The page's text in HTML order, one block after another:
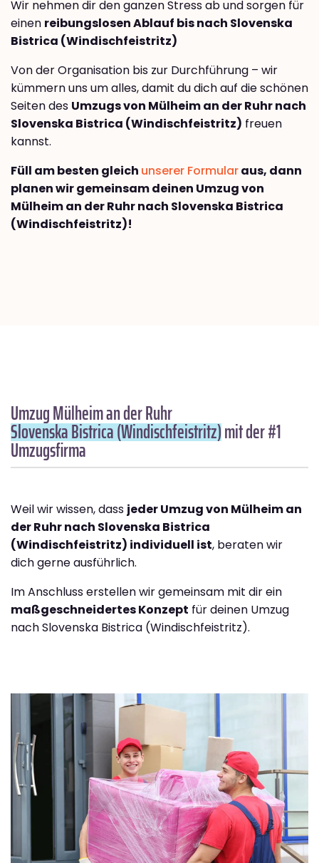
Wir nehmen dir den ganzen Stress ab und sorgen für
einen reibungslosen Ablauf bis nach Slovenska
Bistrica (Windischfeistritz)
Von der Organisation bis zur Durchführung – wir
kümmern uns um alles, damit du dich auf die schönen
Seiten des Umzugs von Mülheim an der Ruhr nach
Slovenska Bistrica (Windischfeistritz) freuen
kannst.
Füll am besten gleich unserer Formularaus, dann
planen wir gemeinsam deinen Umzug von
Mülheim an der Ruhr nach Slovenska Bistrica
(Windischfeistritz)!
Umzug Mülheim an der Ruhr
Slovenska Bistrica (Windischfeistritz)mit der #1
Umzugsfirma
Weil wir wissen, dass jeder Umzug von Mülheim an
der Ruhr nach Slovenska Bistrica
(Windischfeistritz) individuell ist, beraten wir
dich gerne ausführlich.
Im Anschluss erstellen wir gemeinsam mit dir ein
maßgeschneidertes Konzept für deinen Umzug
nach Slovenska Bistrica (Windischfeistritz).